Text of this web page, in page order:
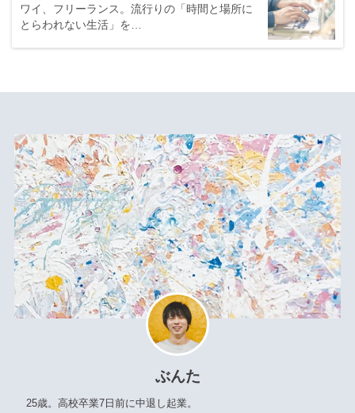
ワイ、フリーランス。流行りの「時間と場所に
とらわれない生活」を…
ぶんた
25歳。高校卒業7日前に中退し起業。